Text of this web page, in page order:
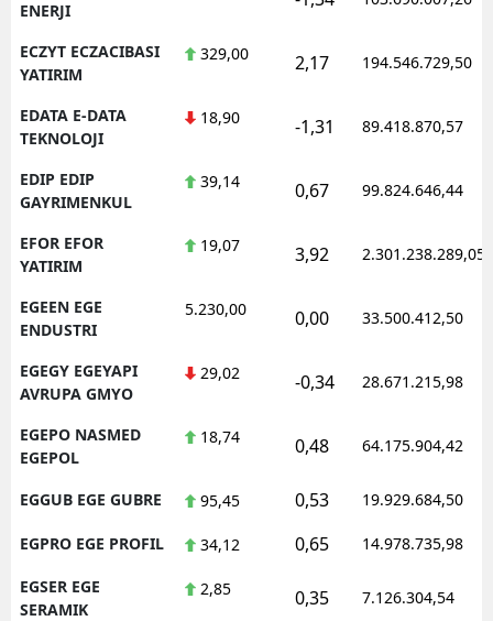
ENERJI
ECZYT ECZACIBASI
YATIRIM
329,00 2,17 194.546.729,50
EDATA E-DATA
TEKNOLOJI
18,90 -1,31 89.418.870,57
EDIP EDIP
GAYRIMENKUL
39,14 0,67 99.824.646,44
EFOR EFOR
YATIRIM
19,07 3,92 2.301.238.289,05
EGEEN EGE
ENDUSTRI
5.230,00 0,00 33.500.412,50
EGEGY EGEYAPI
AVRUPA GMYO
29,02 -0,34 28.671.215,98
EGEPO NASMED
EGEPOL
18,74 0,48 64.175.904,42
EGGUB EGE GUBRE 95,45 0,53 19.929.684,50
EGPRO EGE PROFIL 34,12 0,65 14.978.735,98
EGSER EGE
SERAMIK
2,85 0,35 7.126.304,54